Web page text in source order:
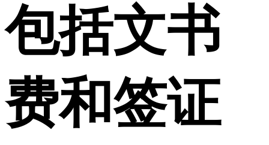
包括文书
费和签证